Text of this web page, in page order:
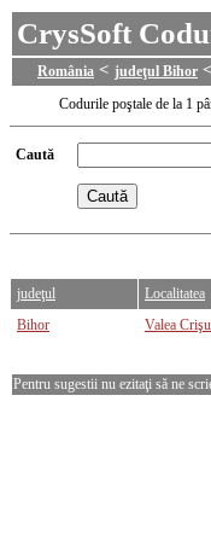
CrysSoft
România < judeţul Bihor <
Codurile poştale de la 1
Caută
judeţul Localitatea
Bihor
Valea
Pentru sugestii nu ezitaţi să ne